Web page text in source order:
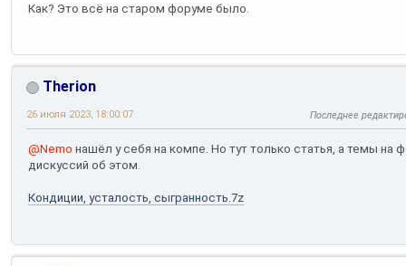
Как? Это всё на старом форуме было.
Therion
26 июля 2023, 18:00:07 Последнее
@Nemo нашёл у себя на компе. Но тут только статья, а темы
дискуссий об этом.
Кондиции, усталость, сыгранность.7z